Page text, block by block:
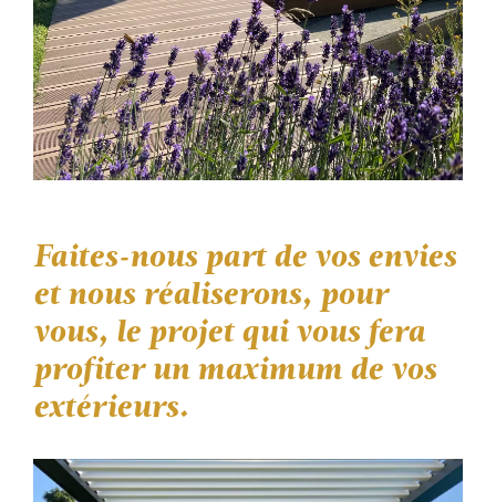
Faites-nous part de vos envies
et nous réaliserons, pour
vous, le projet qui vous fera
profiter un maximum de vos
extérieurs.